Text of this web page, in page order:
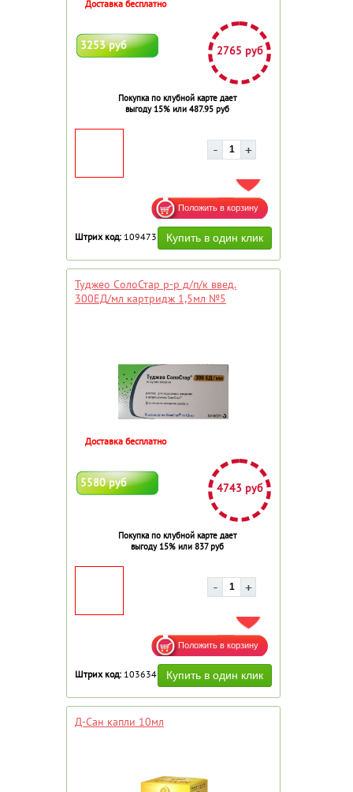
3253 руб 2765 руб
Покупка по клубной карте дает
выгоду 15% или 487.95 руб
Доставка бесплатно
ДОБАВИТЬ В ИЗБРАННОЕ
Штрих код: 109473
Туджео СолоСтар р-р д/п/к введ.
300ЕД/мл картридж 1,5мл №5
5580 руб 4743 руб
Покупка по клубной карте дает
выгоду 15% или 837 руб
Доставка бесплатно
ДОБАВИТЬ В ИЗБРАННОЕ
Штрих код: 103634
Д-Сан капли 10мл